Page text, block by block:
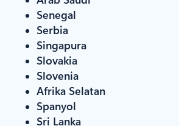
Senegal
Serbia
Singapura
Slovakia
Slovenia
Afrika Selatan
Spanyol
Sri Lanka